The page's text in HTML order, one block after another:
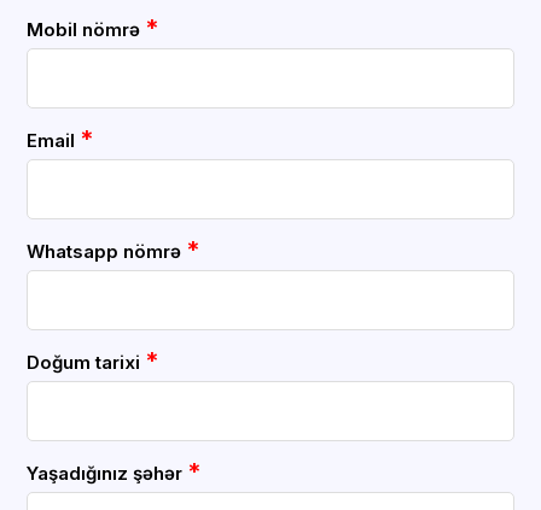
Mobil nömrə *
Email *
Whatsapp nömrə *
Doğum tarixi *
Yaşadığınız şəhər *